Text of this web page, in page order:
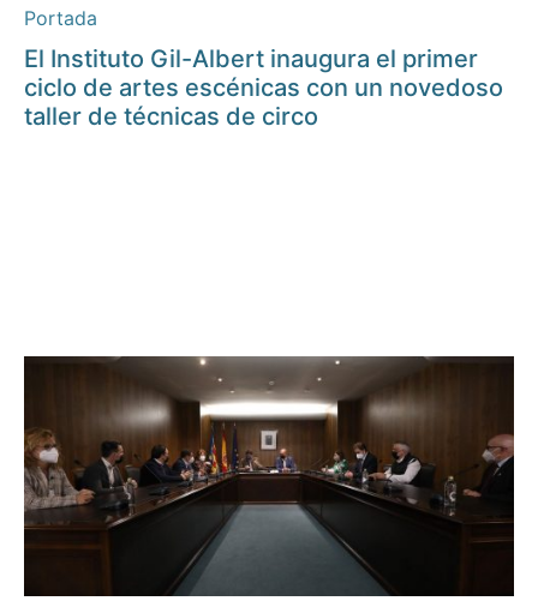
Portada
El Instituto Gil-Albert inaugura el primer
ciclo de artes escénicas con un novedoso
taller de técnicas de circo